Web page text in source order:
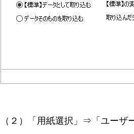
（２）「用紙選択」⇒「ユー